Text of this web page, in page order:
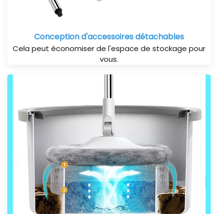
Conception d'accessoires détachables
Cela peut économiser de l'espace de stockage pour
vous.